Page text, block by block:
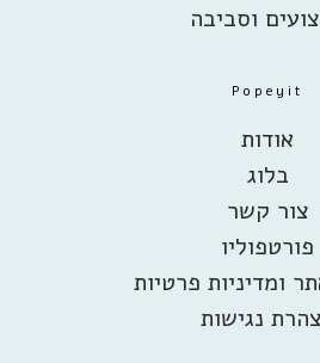
וסביבה
Popeyit
אודות
בלוג
צור קשר
פורטפוליו
ומדיניות פרטיות
נגישות